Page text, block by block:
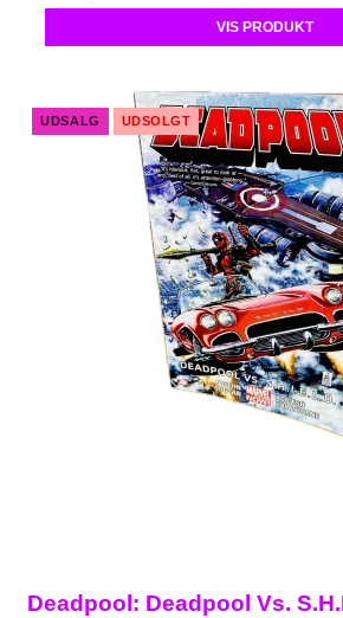
VIS PRODUKT
UDSALG UDSOLGT
Deadpool: Deadpool Vs.